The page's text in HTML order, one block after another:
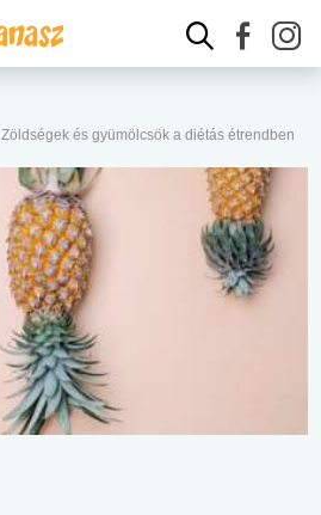
Zöldségek és gyümölcsök a diétás étrendben